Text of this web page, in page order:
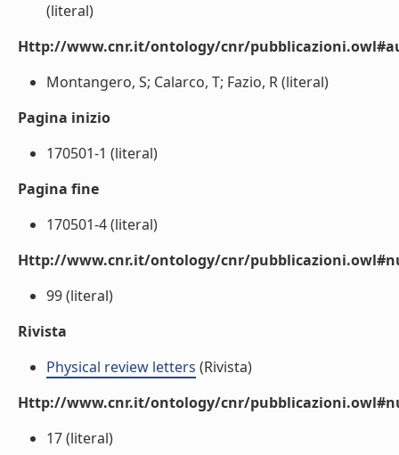
(literal)
Http://www.cnr.it/ontology/cnr/
Montangero, S; Calarco, T; Fazio, R (literal)
Pagina inizio
170501-1 (literal)
Pagina fine
170501-4 (literal)
Http://www.cnr.it/ontology/cnr/
99 (literal)
Rivista
Physical review letters (Rivista)
Http://www.cnr.it/ontology/cnr/
17 (literal)